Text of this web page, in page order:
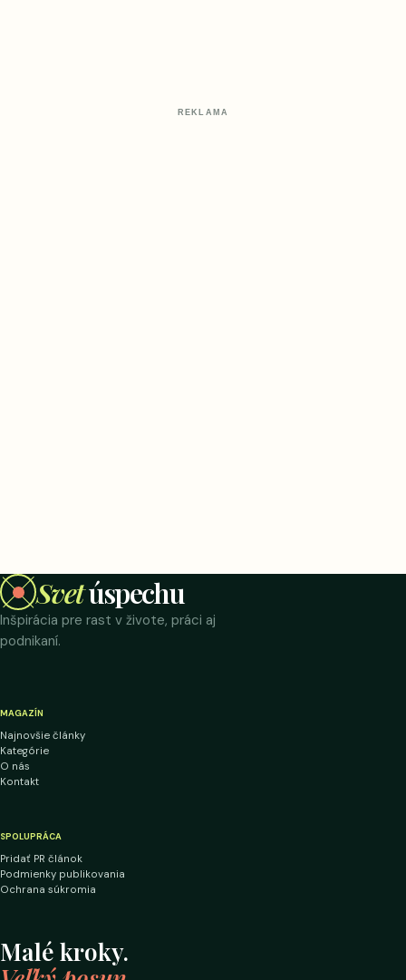
REKLAMA
Svetúspechu
Inšpirácia pre rast v živote, práci aj
podnikaní.
MAGAZÍN
Najnovšie články
Kategórie
O nás
Kontakt
SPOLUPRÁCA
Pridať PR článok
Podmienky publikovania
Ochrana súkromia
Malé kroky.